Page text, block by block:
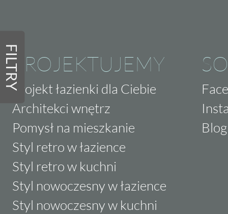
FILTRYPROJEKTUJEMY
Projekt łazienki dla Ciebie
Architekci wnętrz
Pomysł na mieszkanie
Styl retro w łazience
Styl retro w kuchni
Styl nowoczesny w łazience
Styl nowoczesny w kuchni
Blog